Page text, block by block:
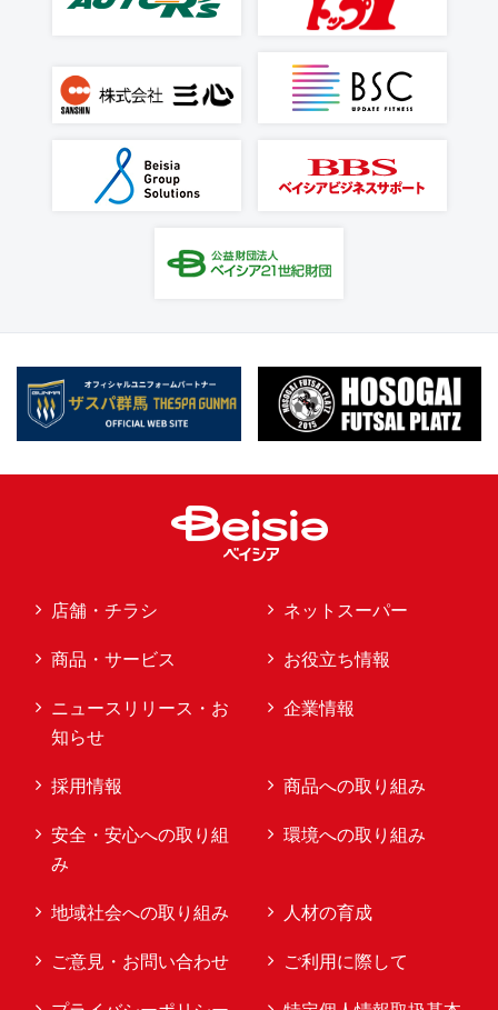
店舗・チラシ ネットスーパー
商品・サービス お役立ち情報
ニュースリリース・お
知らせ
企業情報
採用情報 商品への取り組み
安全・安心への取り組
み
環境への取り組み
地域社会への取り組み 人材の育成
ご意見・お問い合わせ ご利用に際して